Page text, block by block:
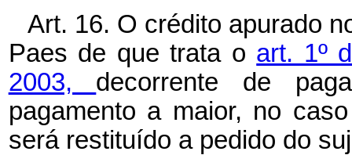
Art. 16. O crédito apurado
Paes de que trata o art. 1º
2003, decorrente de
pagamento a maior, no
será restituído a pedido do